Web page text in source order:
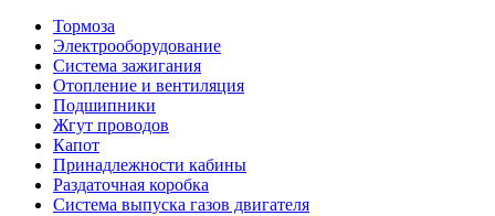
Тормоза
Электрооборудование
Система зажигания
Отопление и вентиляция
Подшипники
Жгут проводов
Капот
Принадлежности кабины
Раздаточная коробка
Система выпуска газов двигателя